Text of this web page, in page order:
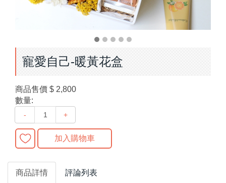
寵愛自己-暖黃花盒
商品售價 $ 2,800
數量:
- +
加入購物車
商品詳情 評論列表